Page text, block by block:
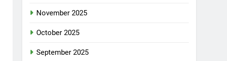
November 2025
October 2025
September 2025